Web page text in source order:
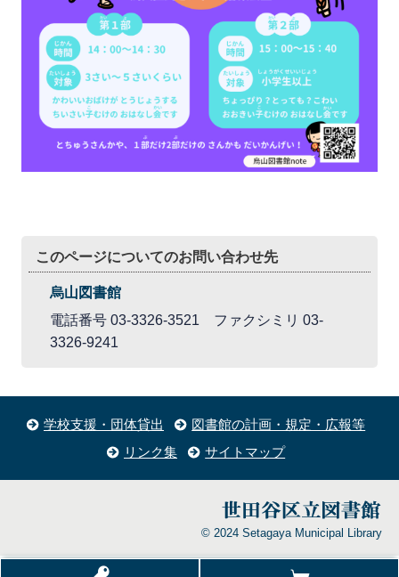
このページについてのお問い合わせ先
烏山図書館
電話番号 03-3326-3521 ファクシミリ 03-
3326-9241
学校支援・団体貸出
図書館の計画・規定・広報等
リンク集
サイトマップ
© 2024 Setagaya Municipal Library